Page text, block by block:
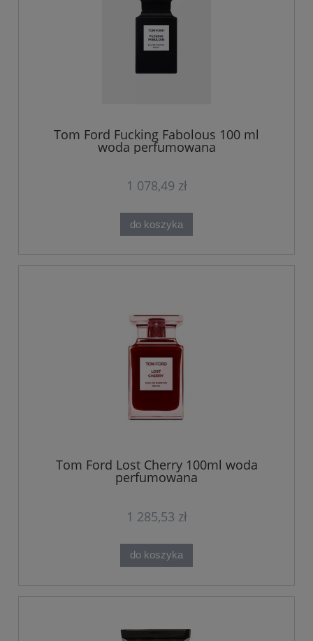
Tom Ford Fucking Fabolous 100 ml
woda perfumowana
1 078,49 zł
do koszyka
Tom Ford Lost Cherry 100ml woda
perfumowana
1 285,53 zł
do koszyka